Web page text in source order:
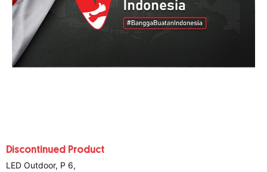
Discontinued Product
LED Outdoor, P 6,